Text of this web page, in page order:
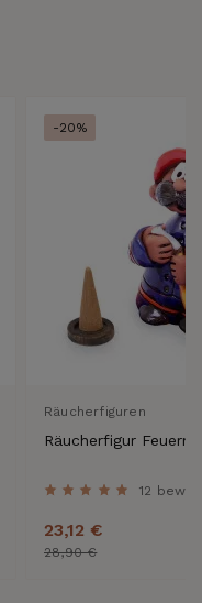
Räucherfiguren
Räucherfigur
12
23,12 €
28,90 €
-20%